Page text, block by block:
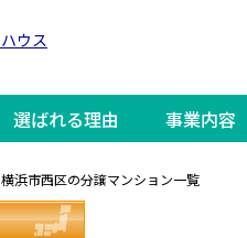
選ばれる理由 事業内容
横浜市西区の分譲マンション一覧